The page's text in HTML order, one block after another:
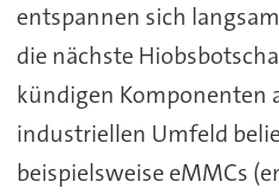
entspannen sich
die nächste
kündigen Komponenten
industriellen Umfeld
beispielsweise eMMCs